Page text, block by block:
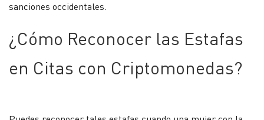
sanciones occidentales.
¿Cómo Reconocer las Estafas
en Citas con Criptomonedas?